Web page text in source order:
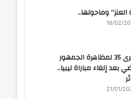
العنز” وماحولها..
16/02/
الذكرى 35 لمظاهرة الجمهور
بعد إلغاء مباراة ليبيا..
21/01/